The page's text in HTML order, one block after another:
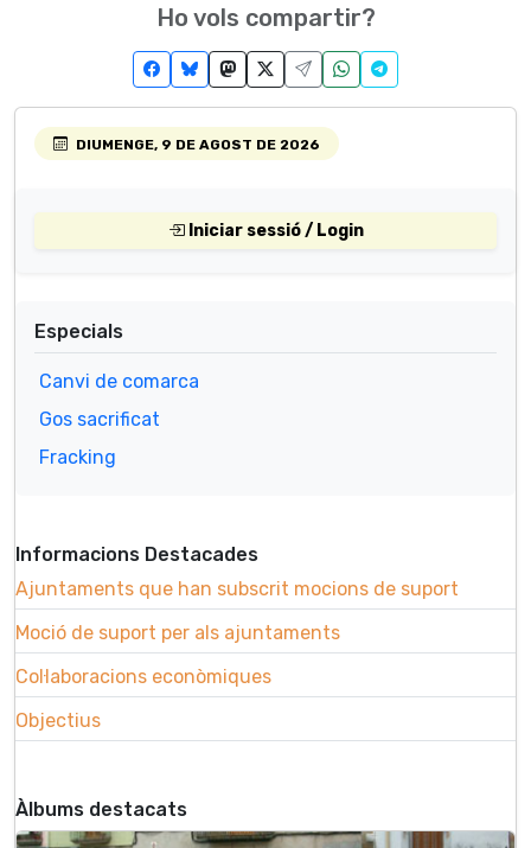
Ho vols compartir?
DIUMENGE, 9 DE AGOST DE 2026
Iniciar sessió / Login
Especials
Canvi de comarca
Gos sacrificat
Fracking
Informacions Destacades
Ajuntaments que han subscrit mocions de suport
Moció de suport per als ajuntaments
Col·laboracions econòmiques
Objectius
Àlbums destacats